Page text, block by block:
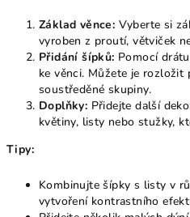
Základ věnce: Vyberte si
vyroben z proutí, větviček
Přidání šípků: Pomocí
ke věnci. Můžete je
soustředěné skupiny.
Doplňky: Přidejte další
květiny, listy nebo stužky,
Tipy:
Kombinujte šípky s listy v
vytvoření kontrastního